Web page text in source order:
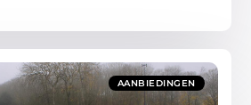
AANBIEDINGEN